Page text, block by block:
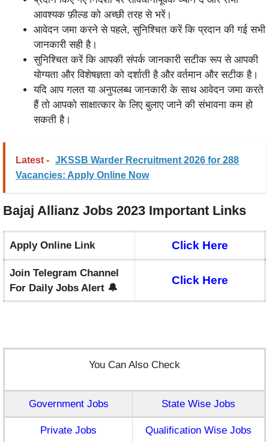
आवश्यक फ़ील्ड को अच्छी तरह से भरें।
आवेदन जमा करने से पहले, सुनिश्चित करें कि प्रदान की गई सभी
जानकारी सही है।
सुनिश्चित करें कि आपकी संपर्क जानकारी सटीक रूप से आपकी
योग्यता और विशेषज्ञता को दर्शाती है और वर्तमान और सटीक है।
यदि आप गलत या अनुपलब्ध जानकारी के साथ आवेदन जमा करते
हैं तो आपको साक्षात्कार के लिए बुलाए जाने की संभावना कम हो
सकती है।
Latest - JKSSB Warder Recruitment 2026 for 288
Vacancies: Apply Online Now
Bajaj Allianz Jobs 2023 Important Links
Apply Online Link Click Here
Join Telegram Channel
For Daily Jobs Alert 🔔
Click Here
You Can Also Check
Government Jobs State Wise Jobs
Private Jobs Qualification Wise Jobs